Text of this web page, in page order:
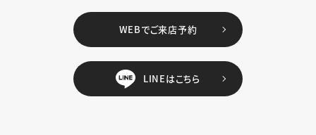
WEBでご来店予約
LINEはこちら